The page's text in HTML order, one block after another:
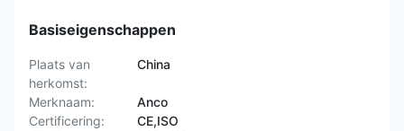
Basiseigenschappen
Plaats van
herkomst:
China
Merknaam:
Anco
Certificering:
CE,ISO